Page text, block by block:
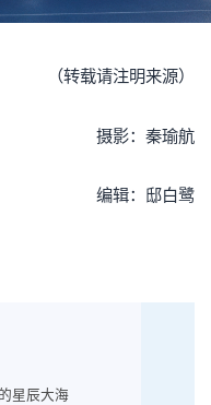
（转载请注明来源）
摄影：秦瑜航
编辑：邸白鹭
星辰大海